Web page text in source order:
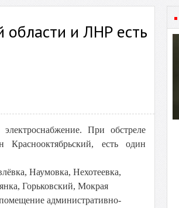
области и ЛНР есть
При обстреле
Краснооктябрьский, есть один
Наумовка, Нехотеевка,
Горьковский, Мокрая
административно-